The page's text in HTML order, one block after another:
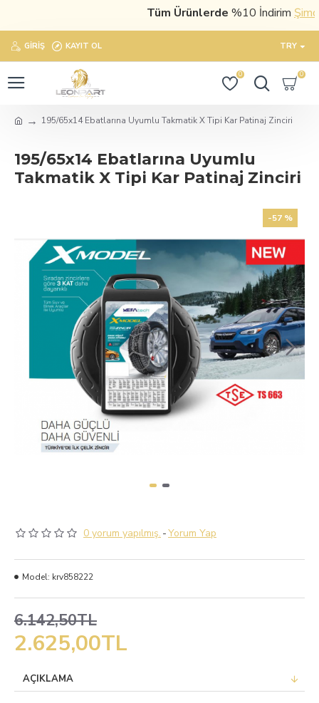
Tüm Ürünlerde%10 İndirimŞimdi
GIRIŞ KAYIT OL TRY
0 0
195/65x14 Ebatlarına Uyumlu Takmatik X Tipi Kar Patinaj Zinciri
195/65x14 Ebatlarına Uyumlu
Takmatik X Tipi Kar Patinaj Zinciri
-57 %
0 yorum yapılmış. -Yorum Yap
2.625,00TL
6.142,50TL
Model: krv858222
AÇIKLAMA